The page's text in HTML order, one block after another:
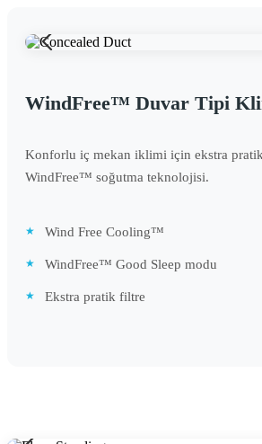
WindFree™ Duvar Tipi
Konforlu iç mekan iklimi için ekstra
WindFree™ soğutma teknolojisi.
Wind Free Cooling™
WindFree™ Good Sleep modu
Ekstra pratik filtre